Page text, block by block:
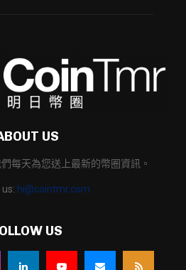
US
每天為您送上最新的幣圈資訊。
hi@cointmr.com
US